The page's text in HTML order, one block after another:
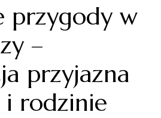
przygody w
–
przyjazna
rodzinie